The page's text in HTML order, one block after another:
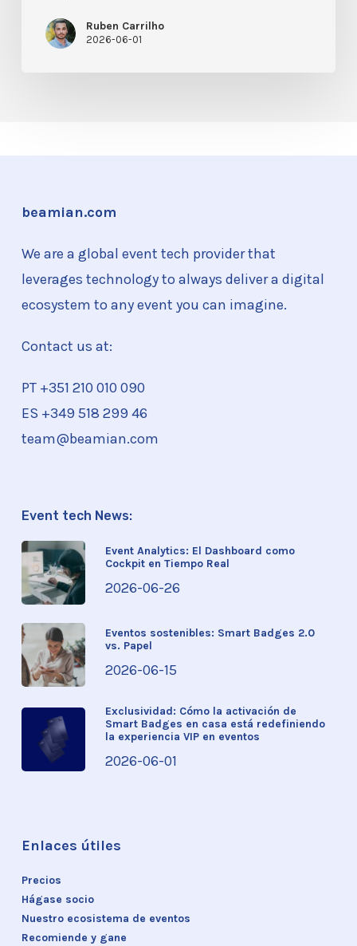
eventos
Ruben Carrilho
2026-06-01
beamian.com
We are a global event tech provider that
leverages technology to always deliver a digital
ecosystem to any event you can imagine.
Contact us at:
PT +351 210 010 090
ES +349 518 299 46
team@beamian.com
Event tech News:
Event Analytics: El Dashboard como
Cockpit en Tiempo Real
2026-06-26
Eventos sostenibles: Smart Badges 2.0
vs. Papel
2026-06-15
Exclusividad: Cómo la activación de
Smart Badges en casa está redefiniendo
la experiencia VIP en eventos
2026-06-01
Enlaces útiles
Precios
Hágase socio
Nuestro ecosistema de eventos
Recomiende y gane